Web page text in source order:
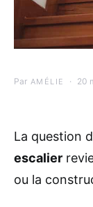
Par AMÉLIE 20
La question
escalier
ou la